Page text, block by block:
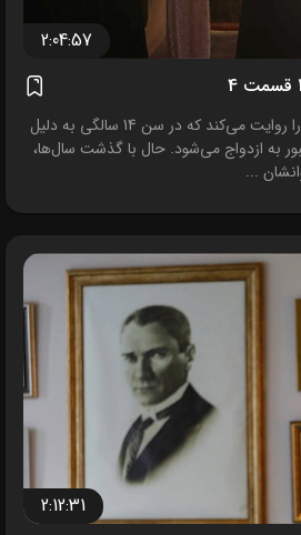
2:04:57
داستان تلخ زنی به نام مریم را روایت می‌کند که در سن 14 سالگی به دلیل
به ازدواج می‌شود. حال با گذشت سال‌ها،
...
2:12:31